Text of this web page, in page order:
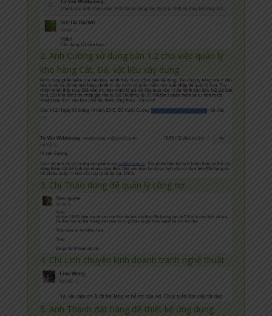
2. Anh Cường sử dụng bản 1.2 cho việc quản lý
kho hàng Cát, Đá, vật liệu xây dựng
3. Chị Thảo dùng để quản lý công nợ
4. Chị Linh chuyên kinh doanh tranh nghệ thuật
5. Anh Thanh đặt hàng để thiết kế ứng dụng